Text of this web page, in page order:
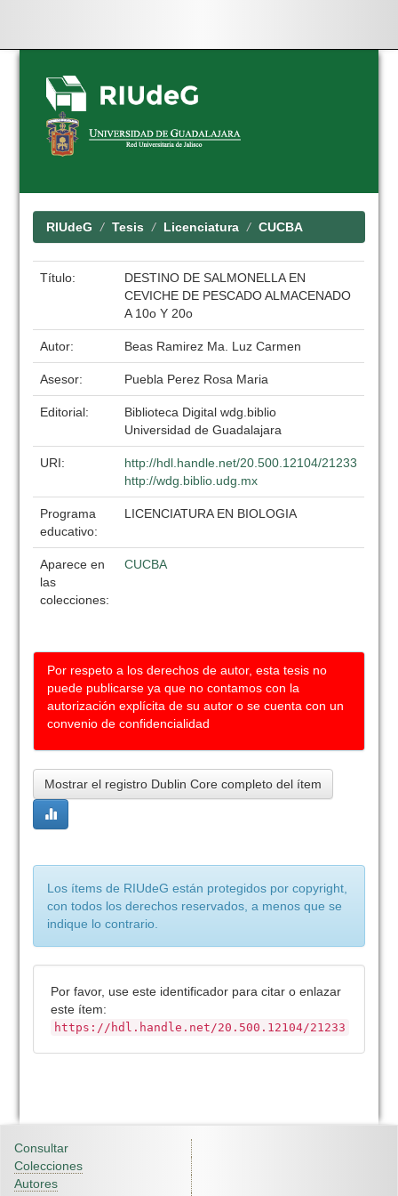
Skip
navigation
RIUdeG Tesis Licenciatura CUCBA
Título:
DESTINO DE SALMONELLA EN
CEVICHE DE PESCADO ALMACENADO
A 10o Y 20o
Autor: Beas Ramirez Ma. Luz Carmen
Asesor: Puebla Perez Rosa Maria
Editorial:
Biblioteca Digital wdg.biblio
Universidad de Guadalajara
URI:
http://hdl.handle.net/20.500.12104/21233
http://wdg.biblio.udg.mx
Programa
educativo:
LICENCIATURA EN BIOLOGIA
Aparece en
las
colecciones:
CUCBA
Por respeto a los derechos de autor, esta tesis no
puede publicarse ya que no contamos con la
autorización explícita de su autor o se cuenta con un
convenio de confidencialidad
Mostrar el registro Dublin Core completo del ítem
Los ítems de RIUdeG están protegidos por copyright,
con todos los derechos reservados, a menos que se
indique lo contrario.
Por favor, use este identificador para citar o enlazar
este ítem:
https://hdl.handle.net/20.500.12104/21233
Consultar
Colecciones
Autores